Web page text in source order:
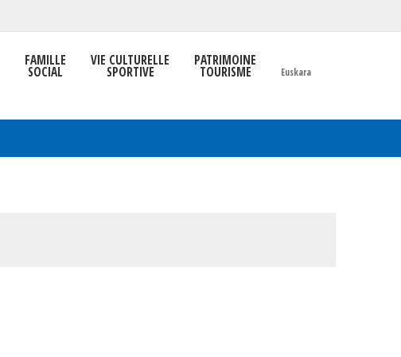
FAMILLE
SOCIAL
VIE CULTURELLE
SPORTIVE
PATRIMOINE
TOURISME Euskara